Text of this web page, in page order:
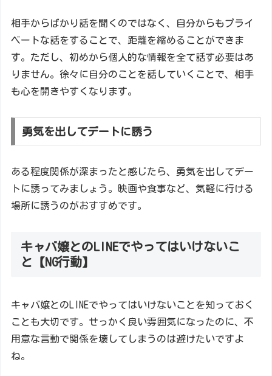
相手からばかり話を聞くのではなく、自分からもプライ
ベートな話をすることで、距離を縮めることができま
す。ただし、初めから個人的な情報を全て話す必要はあ
りません。徐々に自分のことを話していくことで、相手
も心を開きやすくなります。
勇気を出してデートに誘う
ある程度関係が深まったと感じたら、勇気を出してデー
トに誘ってみましょう。映画や食事など、気軽に行ける
場所に誘うのがおすすめです。
キャバ嬢とのLINEでやってはいけないこ
と【NG行動】
キャバ嬢とのLINEでやってはいけないことを知っておく
ことも大切です。せっかく良い雰囲気になったのに、不
用意な言動で関係を壊してしまうのは避けたいですよ
ね。